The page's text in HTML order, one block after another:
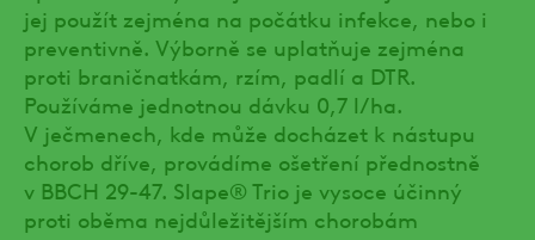
jej použít zejména na počátku infekce, nebo i
preventivně. Výborně se uplatňuje zejména
proti braničnatkám, rzím, padlí a DTR.
Používáme jednotnou dávku 0,7 l/ha.
V ječmenech, kde může docházet k nástupu
chorob dříve, provádíme ošetření přednostně
v BBCH 29-47. Slape® Trio je vysoce účinný
proti oběma nejdůležitějším chorobám